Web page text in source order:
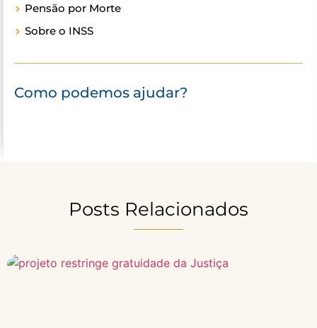
Pensão por Morte
Sobre o INSS
Como podemos ajudar?
Posts Relacionados